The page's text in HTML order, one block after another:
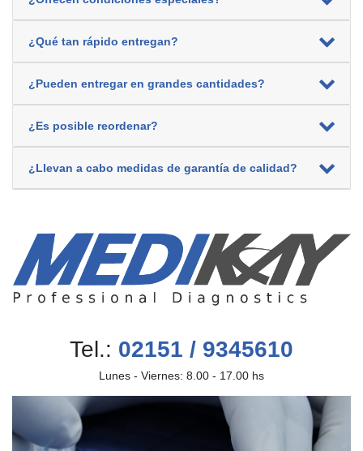
¿Qué tan rápido entregan?
¿Pueden entregar en grandes cantidades?
¿Es posible reordenar?
¿Llevan a cabo medidas de garantía de calidad?
Tel.: 02151 / 9345610
Lunes - Viernes: 8.00 - 17.00 hs